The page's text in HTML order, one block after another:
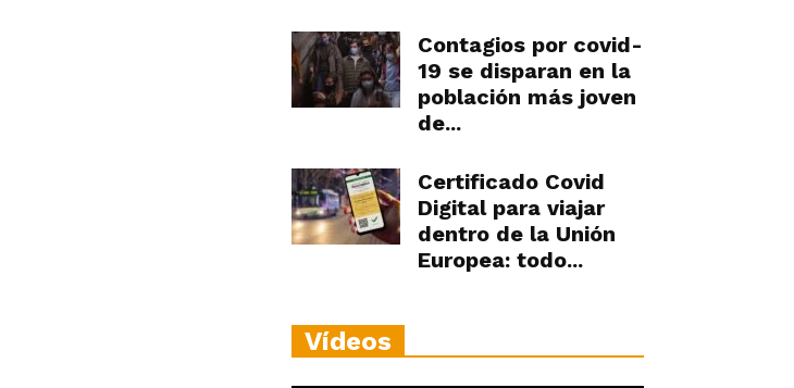
Contagios por covid-
19 se disparan en la
población más joven
de...
Certificado Covid
Digital para viajar
dentro de la Unión
Europea: todo...
Vídeos